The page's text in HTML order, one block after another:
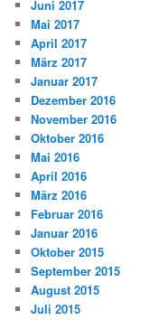
Juni 2017
Mai 2017
April 2017
März 2017
Januar 2017
Dezember 2016
November 2016
Oktober 2016
Mai 2016
April 2016
März 2016
Februar 2016
Januar 2016
Oktober 2015
September 2015
August 2015
Juli 2015